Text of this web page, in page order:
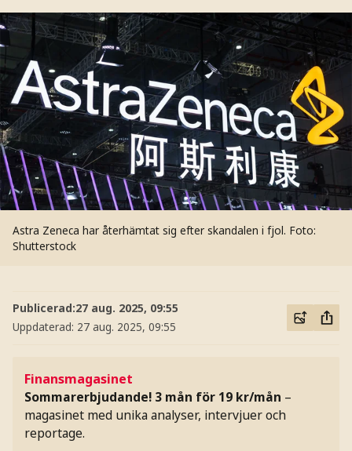
Astra Zeneca har återhämtat sig efter skandalen i fjol. Foto:
Shutterstock
Publicerad:27 aug. 2025, 09:55
Uppdaterad: 27 aug. 2025, 09:55
Finansmagasinet
Sommarerbjudande! 3 mån för 19 kr/mån –
magasinet med unika analyser, intervjuer och
reportage.